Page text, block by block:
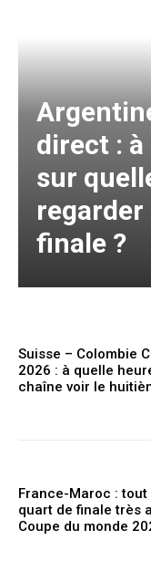
direct :
sur
finale ?
Suisse – Colombie
2026 : à quelle
chaîne voir le
France-Maroc : tout
quart de finale très
Coupe du monde